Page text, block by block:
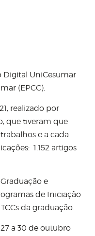
Digital UniCesumar
(EPCC).
realizado por
que tiveram que
e a cada
1.152 artigos
e
de Iniciação
da graduação.
a 30 de outubro